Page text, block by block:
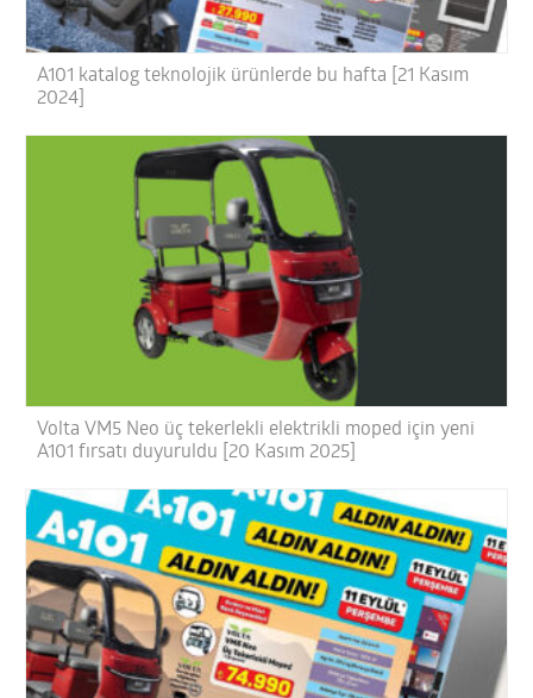
A101 katalog teknolojik ürünlerde bu hafta [21 Kasım
2024]
Volta VM5 Neo üç tekerlekli elektrikli moped için yeni
A101 fırsatı duyuruldu [20 Kasım 2025]